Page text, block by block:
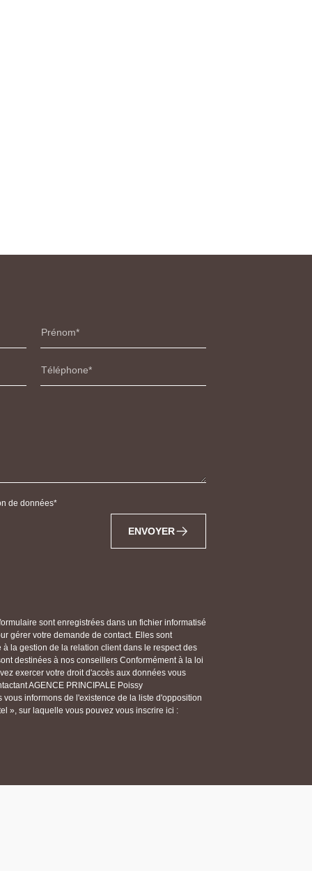
Prénom
Téléphone
de données
ENVOYER
sont enregistrées dans un fichier informatisé
gérer votre demande de contact. Elles sont
la gestion de la relation client dans le respect des
destinées à nos conseillers Conformément à la loi
exercer votre droit d'accès aux données vous
AGENCE PRINCIPALE Poissy
informons de l'existence de la liste d'opposition
», sur laquelle vous pouvez vous inscrire ici :